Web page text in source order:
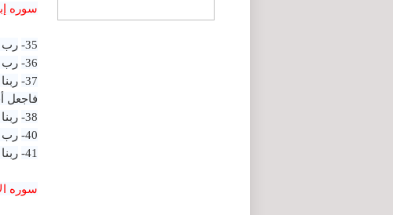
سوره
35- رب
36- رب
37-
فاجعل
38-
40- رب
41-
سوره